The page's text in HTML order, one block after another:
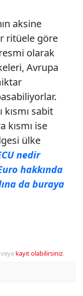
aksine
ritüele göre
olarak
Avrupa
kısmı sabit
kısmı ise
ülke
nedir
hakkında
da buraya
kayıt olabilirsiniz.